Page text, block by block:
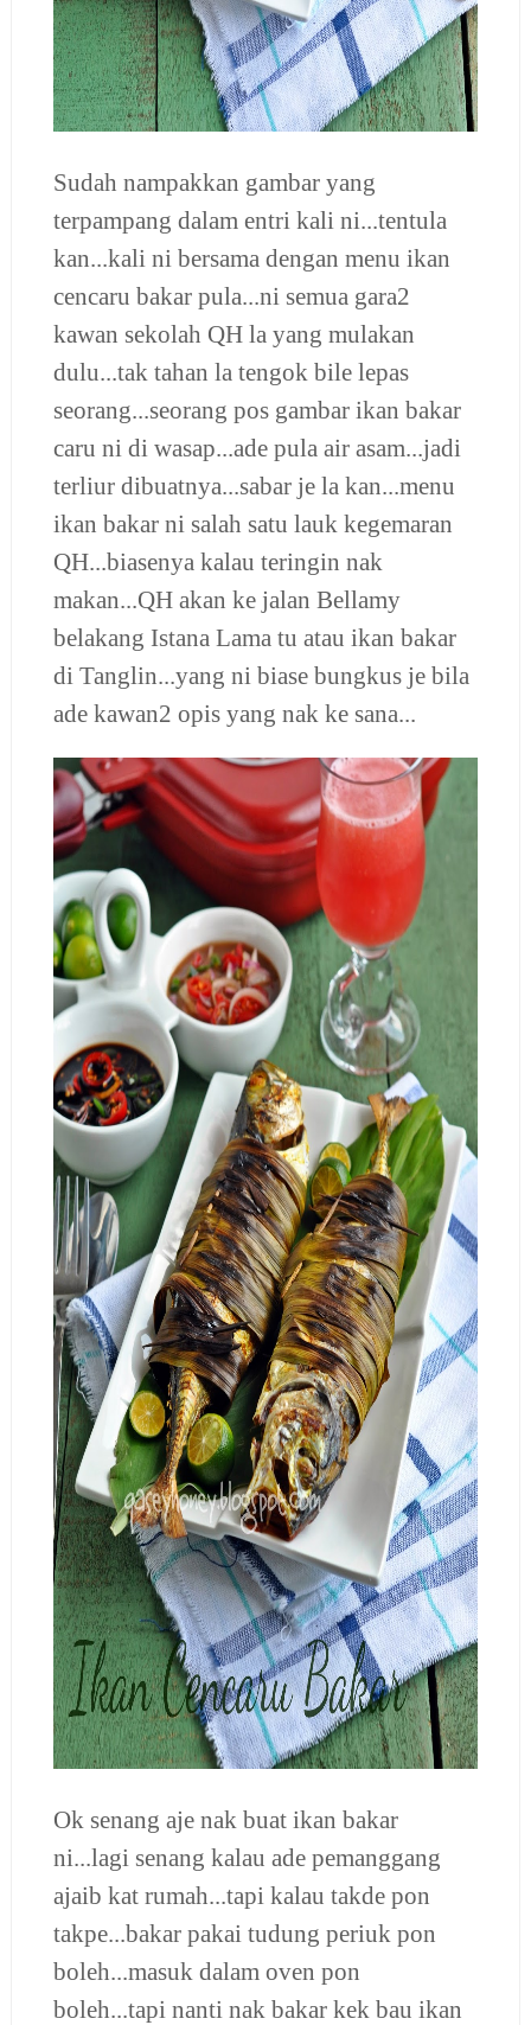
Sudah nampakkan gambar yang
terpampang dalam entri kali ni...tentula
kan...kali ni bersama dengan menu ikan
cencaru bakar pula...ni semua gara2
kawan sekolah QH la yang mulakan
dulu...tak tahan la tengok bile lepas
seorang...seorang pos gambar ikan bakar
caru ni di wasap...ade pula air asam...jadi
terliur dibuatnya...sabar je la kan...menu
ikan bakar ni salah satu lauk kegemaran
QH...biasenya kalau teringin nak
makan...QH akan ke jalan Bellamy
belakang Istana Lama tu atau ikan bakar
di Tanglin...yang ni biase bungkus je bila
ade kawan2 opis yang nak ke sana...
Ok senang aje nak buat ikan bakar
ni...lagi senang kalau ade pemanggang
ajaib kat rumah...tapi kalau takde pon
takpe...bakar pakai tudung periuk pon
boleh...masuk dalam oven pon
boleh...tapi nanti nak bakar kek bau ikan